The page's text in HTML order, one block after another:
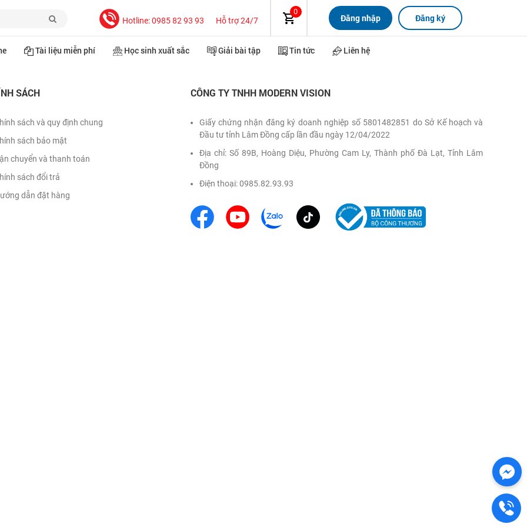
Hotline: 0985 82 93 93 Hỗ trợ 24/7
0
Đăng ký
Đăng nhập
Tài liệu miễn phí Học sinh xuất sắc Giải bài tập Tin tức Liên hệ
SÁCH
sách và quy định chung
sách bảo mật
chuyển và thanh toán
sách đổi trả
dẫn đặt hàng
CÔNG TY TNHH MODERN VISION
Giấy chứng nhận đăng ký doanh nghiệp số 5801482851 do Sở Kế hoạch và
Đầu tư tỉnh Lâm Đồng cấp lần đầu ngày 12/04/2022
Địa chỉ: Số 89B, Hoàng Diệu, Phường Cam Ly, Thành phố Đà Lạt, Tỉnh Lâm
Đồng
Điện thoại: 0985.82.93.93